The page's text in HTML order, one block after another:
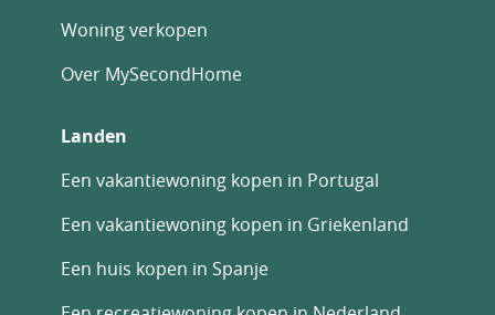
Woning verkopen
Over MySecondHome
Landen
Een vakantiewoning kopen in Portugal
Een vakantiewoning kopen in Griekenland
Een huis kopen in Spanje